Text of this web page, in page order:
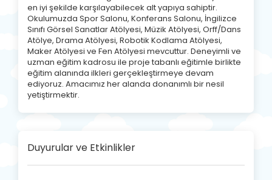
en iyi şekilde karşılayabilecek alt yapıya sahiptir.
Okulumuzda Spor Salonu, Konferans Salonu, İngilizce
Sınıfı Görsel Sanatlar Atölyesi, Müzik Atölyesi, Orff/Dans
Atölye, Drama Atölyesi, Robotik Kodlama Atölyesi,
Maker Atölyesi ve Fen Atölyesi mevcuttur. Deneyimli ve
uzman eğitim kadrosu ile proje tabanlı eğitimle birlikte
eğitim alanında ilkleri gerçekleştirmeye devam
ediyoruz. Amacımız her alanda donanımlı bir nesil
yetiştirmektir.
Duyurular ve Etkinlikler